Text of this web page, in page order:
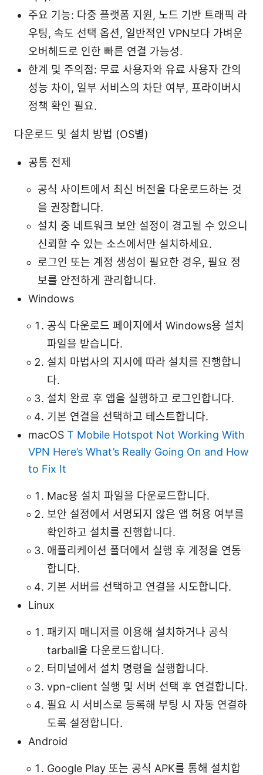
주요 기능: 다중 플랫폼 지원, 노드 기반 트래픽 라
우팅, 속도 선택 옵션, 일반적인 VPN보다 가벼운
오버헤드로 인한 빠른 연결 가능성.
한계 및 주의점: 무료 사용자와 유료 사용자 간의
성능 차이, 일부 서비스의 차단 여부, 프라이버시
정책 확인 필요.
다운로드 및 설치 방법 (OS별)
공통 전제
공식 사이트에서 최신 버전을 다운로드하는 것
을 권장합니다.
설치 중 네트워크 보안 설정이 경고될 수 있으니
신뢰할 수 있는 소스에서만 설치하세요.
로그인 또는 계정 생성이 필요한 경우, 필요 정
보를 안전하게 관리합니다.
Windows
공식 다운로드 페이지에서 Windows용 설치
파일을 받습니다.
설치 마법사의 지시에 따라 설치를 진행합니
다.
설치 완료 후 앱을 실행하고 로그인합니다.
기본 연결을 선택하고 테스트합니다.
macOS T Mobile Hotspot Not Working With
VPN Here’s What’s Really Going On and How
to Fix It
Mac용 설치 파일을 다운로드합니다.
보안 설정에서 서명되지 않은 앱 허용 여부를
확인하고 설치를 진행합니다.
애플리케이션 폴더에서 실행 후 계정을 연동
합니다.
기본 서버를 선택하고 연결을 시도합니다.
Linux
패키지 매니저를 이용해 설치하거나 공식
tarball을 다운로드합니다.
터미널에서 설치 명령을 실행합니다.
vpn-client 실행 및 서버 선택 후 연결합니다.
필요 시 서비스로 등록해 부팅 시 자동 연결하
도록 설정합니다.
Android
Google Play 또는 공식 APK를 통해 설치합